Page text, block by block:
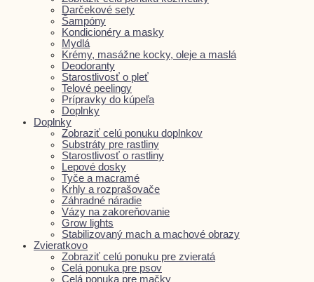
Darčekové sety
Šampóny
Kondicionéry a masky
Mydlá
Krémy, masážne kocky, oleje a maslá
Deodoranty
Starostlivosť o pleť
Telové peelingy
Prípravky do kúpeľa
Doplnky
Doplnky
Zobraziť celú ponuku doplnkov
Substráty pre rastliny
Starostlivosť o rastliny
Lepové dosky
Tyče a macramé
Krhly a rozprašovače
Záhradné náradie
Vázy na zakoreňovanie
Grow lights
Stabilizovaný mach a machové obrazy
Zvieratkovo
Zobraziť celú ponuku pre zvieratá
Celá ponuka pre psov
Celá ponuka pre mačky